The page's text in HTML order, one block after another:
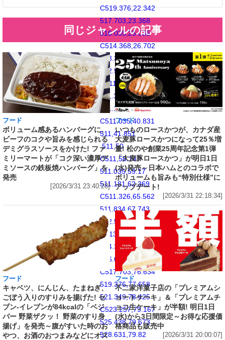
C519.376,22.342
517.703,23.368
516.035,25.035
C514.368,26.702
513.342,28.377
512.574,30.349
C511.834,32.258
511.326,34.438
511.181,37.631
C511.035,40.831
511,41.851
511,50
C511,58.147
511.035,59.17
511.181,62.369
C511.326,65.562
511.834,67.743
512.574,69.651
C513.342,71.625
514.368,73.296
516.035,74.965
C517.703,76.634
519.376,77.658
521.349,78.425
C523.257,79.167
525.438,79.673
528.631,79.82
同じジャンルの記事
フード
ボリューム感あるハンバーグに、
ビーフのコクや旨みを感じられる
デミグラスソースをかけた! ファ
ミリーマートが「コク深い濃厚デ
ミソースの鉄板焼ハンバーグ」を
発売
[2026/3/31 23:40:28]
フード
いつものロースかつが、カナダ産
大麦豚ロースかつになって25％増
量! 松のや創業25周年記念第1弾
「大麦豚ロースかつ」が明日1日
(水)発売～日本ハムとのコラボで
ボリュームも旨みも“特別仕様”に
アップデート!
[2026/3/31 22:18:34]
フード
キャベツ、にんじん、たまねぎ、
ごぼう入りのすりみを揚げた! セ
ブン‐イレブンが84kcalの「ベジ
バー 野菜ザクッ！ 野菜のすり身
揚げ」を発売～腹がすいた時のお
やつ、お酒のおつまみなどにオス
フード
不二家洋菓子店の「プレミアムシ
ョートケーキ」＆「プレミアムチ
ョコ生ケーキ」が半額! 明日1日
(水)から3日間限定～お得な応援価
格商品も販売中
[2026/3/31 20:00:07]